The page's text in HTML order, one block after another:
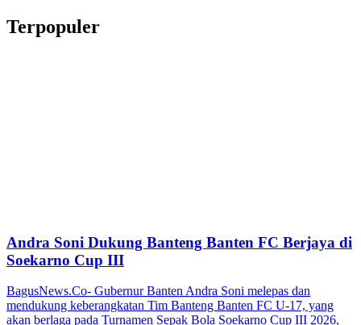
Terpopuler
Andra Soni Dukung Banteng Banten FC Berjaya di
Soekarno Cup III
BagusNews.Co- Gubernur Banten Andra Soni melepas dan
mendukung keberangkatan Tim Banteng Banten FC U-17, yang
akan berlaga pada Turnamen Sepak Bola Soekarno Cup III 2026,